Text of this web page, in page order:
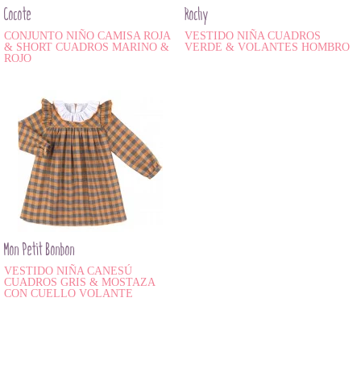
Cocote
CONJUNTO NIÑO CAMISA ROJA
& SHORT CUADROS MARINO &
ROJO
Rochy
VESTIDO NIÑA CUADROS
VERDE & VOLANTES HOMBRO
Mon Petit Bonbon
VESTIDO NIÑA CANESÚ
CUADROS GRIS & MOSTAZA
CON CUELLO VOLANTE